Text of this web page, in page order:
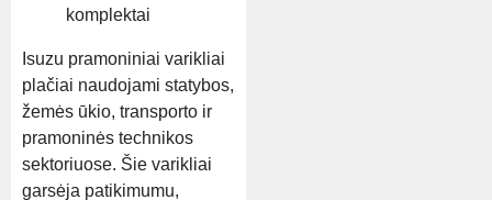
komplektai
Isuzu pramoniniai varikliai
plačiai naudojami statybos,
žemės ūkio, transporto ir
pramoninės technikos
sektoriuose. Šie varikliai
garsėja patikimumu,